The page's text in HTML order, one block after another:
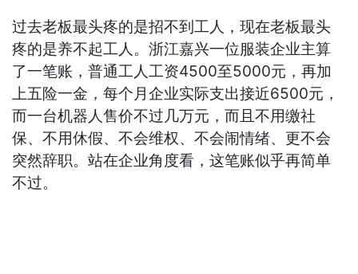
过去老板最头疼的是招不到工人，现在老板最头
疼的是养不起工人。浙江嘉兴一位服装企业主算
了一笔账，普通工人工资4500至5000元，再加
上五险一金，每个月企业实际支出接近6500元，
而一台机器人售价不过几万元，而且不用缴社
保、不用休假、不会维权、不会闹情绪、更不会
突然辞职。站在企业角度看，这笔账似乎再简单
不过。